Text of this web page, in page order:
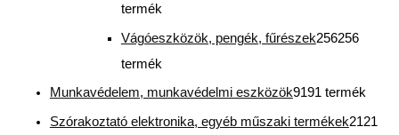
termék
Vágóeszközök, pengék, fűrészek256256
termék
Munkavédelem, munkavédelmi eszközök9191 termék
Szórakoztató elektronika, egyéb műszaki termékek2121